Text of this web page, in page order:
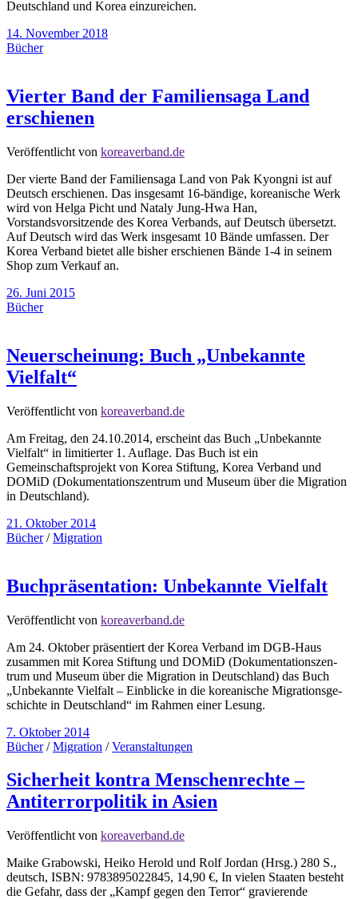
Deutschland und Korea einzureichen.
14. November 2018
Bücher
Vierter Band der Familiensaga Land
erschienen
Veröffentlicht von koreaverband.de
Der vierte Band der Familiensaga Land von Pak Kyongni ist auf
Deutsch erschienen. Das insgesamt 16-bändige, koreanische Werk
wird von Helga Picht und Nataly Jung-Hwa Han,
Vorstandsvorsitzende des Korea Verbands, auf Deutsch übersetzt.
Auf Deutsch wird das Werk insgesamt 10 Bände umfassen. Der
Korea Verband bietet alle bisher erschienen Bände 1-4 in seinem
Shop zum Verkauf an.
26. Juni 2015
Bücher
Neuerscheinung: Buch „Unbekannte
Vielfalt“
Veröffentlicht von koreaverband.de
Am Freitag, den 24.10.2014, erscheint das Buch „Unbekannte
Vielfalt“ in limitierter 1. Auflage. Das Buch ist ein
Gemeinschaftsprojekt von Korea Stiftung, Korea Verband und
DOMiD (Dokumentationszentrum und Museum über die Migration
in Deutschland).
21. Oktober 2014
Bücher/Migration
Buchpräsentation: Unbekannte Vielfalt
Veröffentlicht von koreaverband.de
Am 24. Okto­ber prä­sen­tiert der Korea Ver­band im DGB-Haus
zusam­men mit Korea Stif­tung und DOMiD (Doku­men­ta­ti­ons­zen­
trum und Museum über die Migra­tion in Deutsch­land) das Buch
„Unbe­kannte Viel­falt – Ein­bli­cke in die korea­ni­sche Migra­ti­ons­ge­
schichte in Deutsch­land“ im Rah­men einer Lesung.
7. Oktober 2014
Bücher/Migration /Veranstaltungen
Sicherheit kontra Menschenrechte –
Antiterrorpolitik in Asien
Veröffentlicht von koreaverband.de
Maike Grabowski, Heiko Herold und Rolf Jordan (Hrsg.) 280 S.,
deutsch, ISBN: 9783895022845, 14,90 €, In vielen Staaten besteht
die Gefahr, dass der „Kampf gegen den Terror“ gravierende